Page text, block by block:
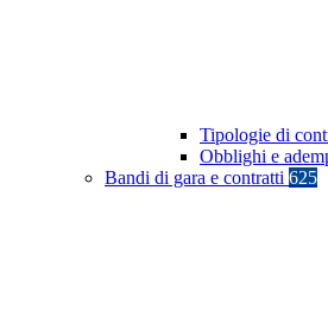
Tipologie di
Obblighi e
Bandi di gara e contratti 625